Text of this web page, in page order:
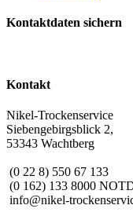
Kontaktdaten sichern
Kontakt
Nikel-Trockenservice
Siebengebirgsblick 2,
53343 Wachtberg
(0 22 8) 550 67 133
(0 162) 133 8000
info@nikel-